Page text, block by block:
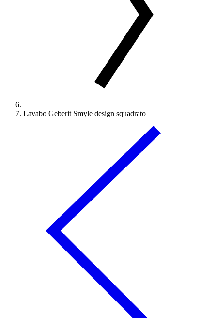
Lavabo Geberit Smyle design squadrato